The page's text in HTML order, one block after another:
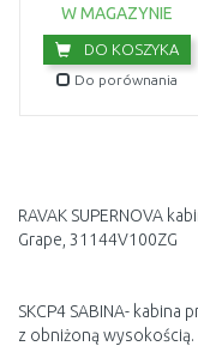
USZKODZONE OPA
W MAGAZYNIE
DO KOSZYKA
Do porównania
RAVAK SUPERNOVA
Grape, 31144V100ZG
SKCP4 SABINA-
z obniżoną